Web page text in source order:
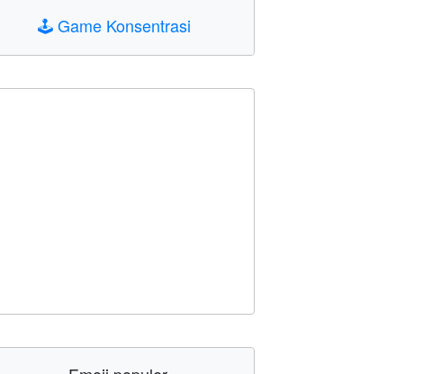
🕹️Game Konsentrasi